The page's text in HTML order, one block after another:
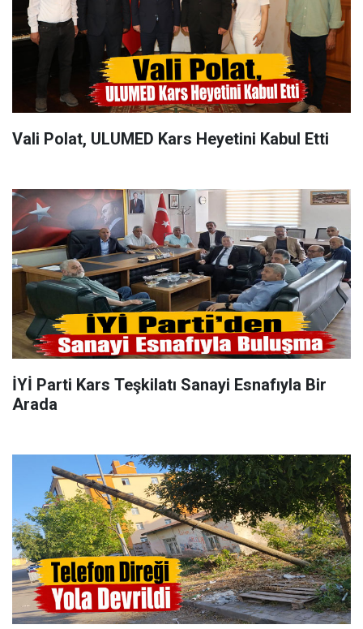
Vali Polat, ULUMED Kars Heyetini Kabul Etti
İYİ Parti Kars Teşkilatı Sanayi Esnafıyla Bir
Arada